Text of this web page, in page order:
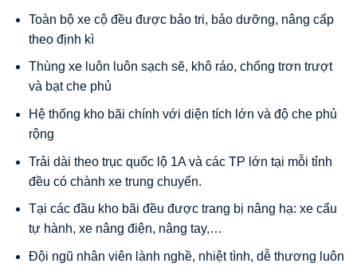
Toàn bộ xe cộ đều được bảo tri, bảo dưỡng, nâng cấp
theo định kì
Thùng xe luôn luôn sạch sẽ, khô ráo, chống trơn trượt
và bạt che phủ
Hệ thống kho bãi chính với diện tích lớn và độ che phủ
rộng
Trải dài theo trục quốc lộ 1A và các TP lớn tại mỗi tỉnh
đều có chành xe trung chuyển.
Tại các đầu kho bãi đều được trang bị nâng hạ: xe cẩu
tự hành, xe nâng điện, nâng tay,…
Đội ngũ nhân viên lành nghề, nhiệt tình, dễ thương luôn